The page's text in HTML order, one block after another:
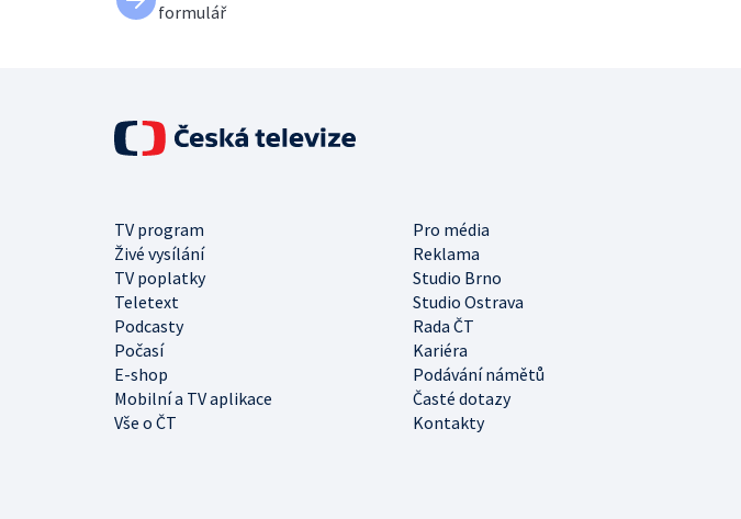
formulář
TV program
Pro média
Živé vysílání
Reklama
TV poplatky
Studio Brno
Teletext
Studio Ostrava
Podcasty
Rada ČT
Počasí
Kariéra
E-shop
Podávání námětů
Mobilní a TV aplikace
Časté dotazy
Vše o ČT
Kontakty